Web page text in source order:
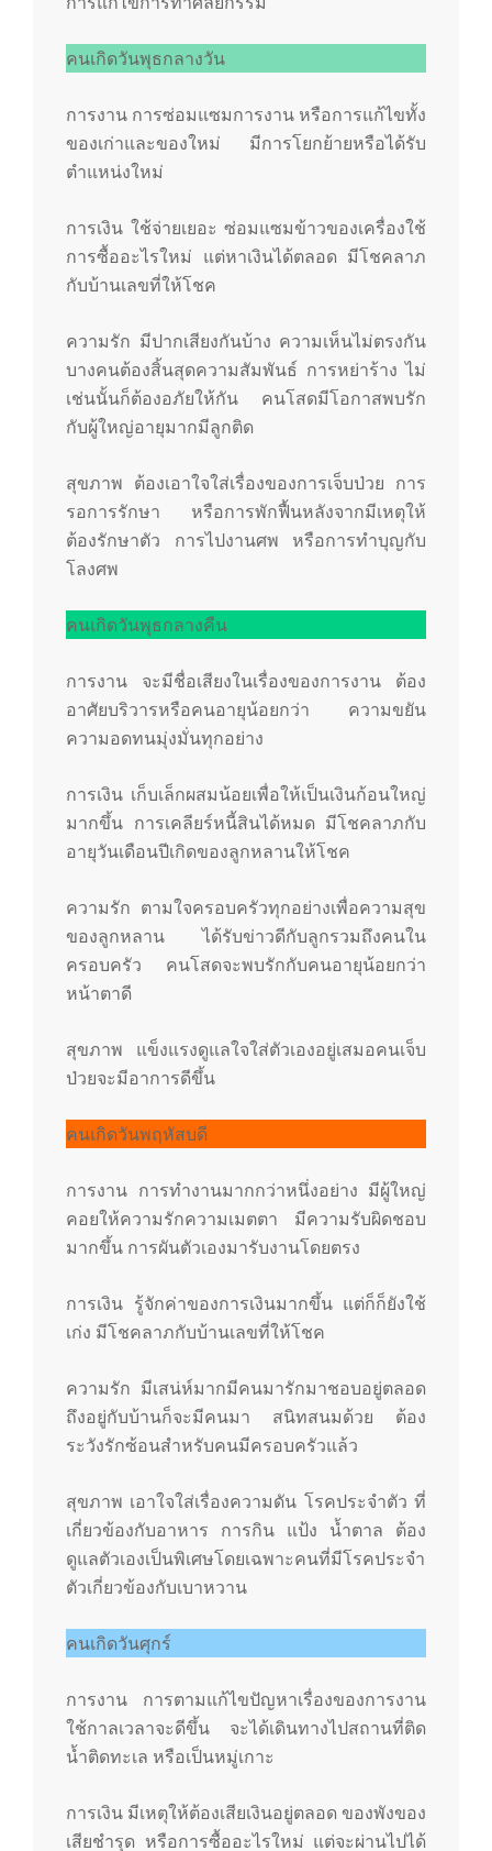
คนเกิดวันพุธกลางวัน
การงาน การซ่อมแซมการงาน หรือการแก้ไขทั้ง
ของเก่าและของใหม่ มีการโยกย้ายหรือได้รับ
ตำแหน่งใหม่
การเงิน ใช้จ่ายเยอะ ซ่อมแซมข้าวของเครื่องใช้
การซื้ออะไรใหม่ แต่หาเงินได้ตลอด มีโชคลาภ
กับบ้านเลขที่ให้โชค
ความรัก มีปากเสียงกันบ้าง ความเห็นไม่ตรงกัน
บางคนต้องสิ้นสุดความสัมพันธ์ การหย่าร้าง ไม่
เช่นนั้นก็ต้องอภัยให้กัน คนโสดมีโอกาสพบรัก
กับผู้ใหญ่อายุมากมีลูกติด
สุขภาพ ต้องเอาใจใส่เรื่องของการเจ็บป่วย การ
รอการรักษา หรือการพักฟื้นหลังจากมีเหตุให้
ต้องรักษาตัว การไปงานศพ หรือการทำบุญกับ
โลงศพ
คนเกิดวันพุธกลางคืน
การงาน จะมีชื่อเสียงในเรื่องของการงาน ต้อง
อาศัยบริวารหรือคนอายุน้อยกว่า ความขยัน
ความอดทนมุ่งมั่นทุกอย่าง
การเงิน เก็บเล็กผสมน้อยเพื่อให้เป็นเงินก้อนใหญ่
มากขึ้น การเคลียร์หนี้สินได้หมด มีโชคลาภกับ
อายุวันเดือนปีเกิดของลูกหลานให้โชค
ความรัก ตามใจครอบครัวทุกอย่างเพื่อความสุข
ของลูกหลาน ได้รับข่าวดีกับลูกรวมถึงคนใน
ครอบครัว คนโสดจะพบรักกับคนอายุน้อยกว่า
หน้าตาดี
สุขภาพ แข็งแรงดูแลใจใส่ตัวเองอยู่เสมอคนเจ็บ
ป่วยจะมีอาการดีขึ้น
คนเกิดวันพฤหัสบดี
การงาน การทำงานมากกว่าหนึ่งอย่าง มีผู้ใหญ่
คอยให้ความรักความเมตตา มีความรับผิดชอบ
มากขึ้น การผันตัวเองมารับงานโดยตรง
การเงิน รู้จักค่าของการเงินมากขึ้น แต่ก็ก็ยังใช้
เก่ง มีโชคลาภกับบ้านเลขที่ให้โชค
ความรัก มีเสน่ห์มากมีคนมารักมาชอบอยู่ตลอด
ถึงอยู่กับบ้านก็จะมีคนมา สนิทสนมด้วย ต้อง
ระวังรักซ้อนสำหรับคนมีครอบครัวแล้ว
สุขภาพ เอาใจใส่เรื่องความดัน โรคประจำตัว ที่
เกี่ยวข้องกับอาหาร การกิน แป้ง น้ำตาล ต้อง
ดูแลตัวเองเป็นพิเศษโดยเฉพาะคนที่มีโรคประจำ
ตัวเกี่ยวข้องกับเบาหวาน
คนเกิดวันศุกร์
การงาน การตามแก้ไขปัญหาเรื่องของการงาน
ใช้กาลเวลาจะดีขึ้น จะได้เดินทางไปสถานที่ติด
น้ำติดทะเล หรือเป็นหมู่เกาะ
การเงิน มีเหตุให้ต้องเสียเงินอยู่ตลอด ของพังของ
เสียชำรุด หรือการซื้ออะไรใหม่ แต่จะผ่านไปได้